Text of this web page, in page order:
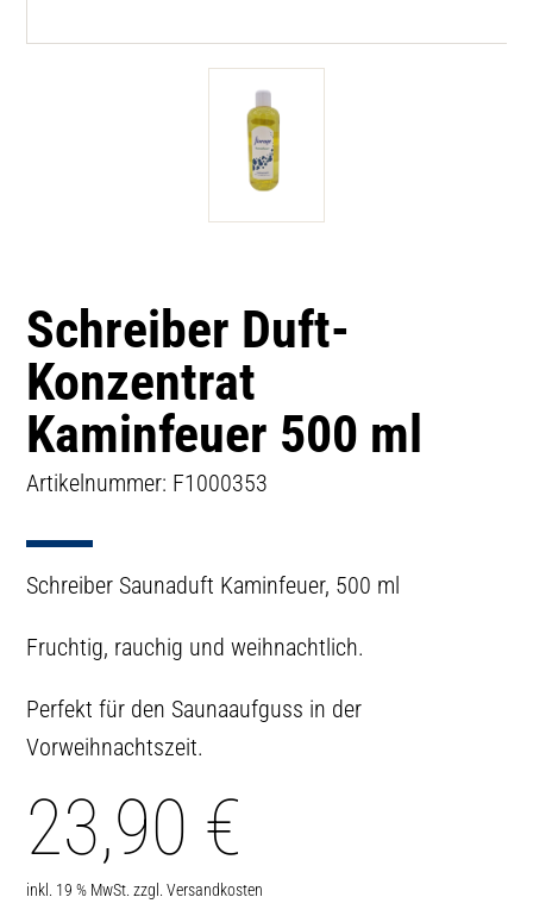
Schreiber Duft-
Konzentrat
Kaminfeuer 500 ml
Artikelnummer: F1000353
Schreiber Saunaduft Kaminfeuer, 500 ml
Fruchtig, rauchig und weihnachtlich.
Perfekt für den Saunaaufguss in der
Vorweihnachtszeit.
23,90 €
inkl. 19 % MwSt. zzgl.Versandkosten